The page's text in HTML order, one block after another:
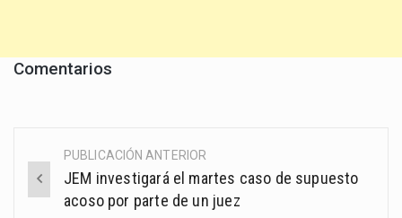
Comentarios
Post
navigation
PUBLICACIÓN ANTERIOR
JEM investigará el martes caso de supuesto
acoso por parte de un juez